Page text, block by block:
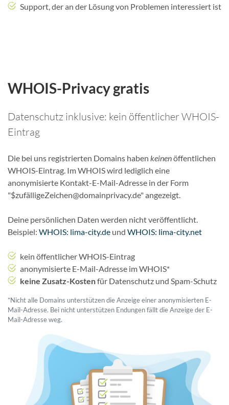
Support, der an der Lösung von Problemen interessiert ist
WHOIS-Privacy gratis
Datenschutz inklusive: kein öffentlicher WHOIS-
Eintrag
Die bei uns registrierten Domains haben keinenöffentlichen
WHOIS-Eintrag. Im WHOIS wird lediglich eine
anonymisierte Kontakt-E-Mail-Adresse in der Form
"$zufälligeZeichen@domainprivacy.de" angezeigt.
Deine persönlichen Daten werden nicht veröffentlicht.
Beispiel: WHOIS: lima-city.de und WHOIS: lima-city.net
kein öffentlicher WHOIS-Eintrag
anonymisierte E-Mail-Adresse im WHOIS*
keine Zusatz-Kostenfür Datenschutz und Spam-Schutz
*Nicht alle Domains unterstützen die Anzeige einer anonymisierten E-
Mail-Adresse. Bei nicht unterstützen Endungen fällt die Anzeige der E-
Mail-Adresse weg.